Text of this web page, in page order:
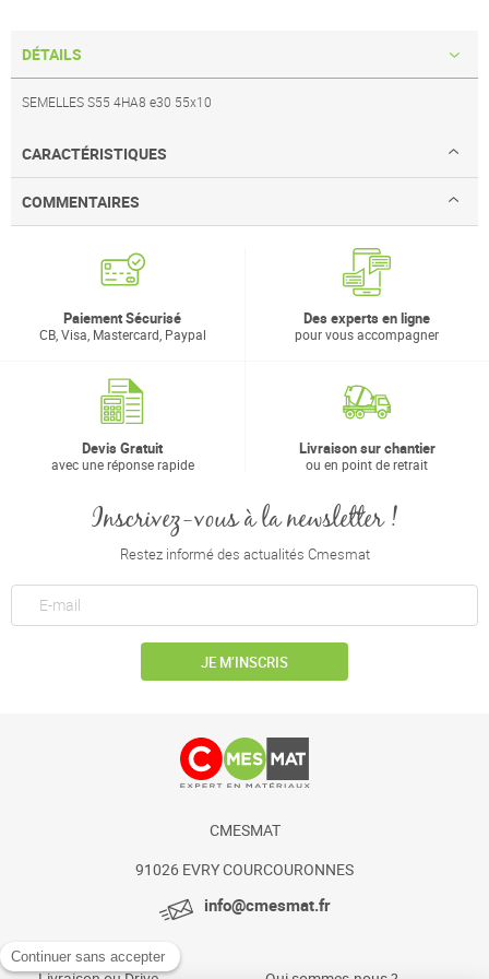
DÉTAILS
SEMELLES S55 4HA8 e30 55x10
CARACTÉRISTIQUES
COMMENTAIRES
Paiement Sécurisé
CB, Visa, Mastercard, Paypal
Des experts en ligne
pour vous accompagner
Devis Gratuit
avec une réponse rapide
Livraison sur chantier
ou en point de retrait
Inscrivez-vous à la newsletter !
Restez informé des actualités Cmesmat
JE M’INSCRIS
CMESMAT
91026 EVRY COURCOURONNES
info@cmesmat.fr